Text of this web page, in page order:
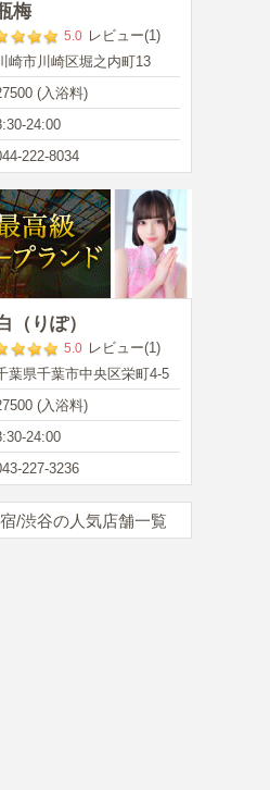
梅
5.0 レビュー(1)
崎市川崎区堀之内町13
(入浴料)
24:00
222-8034
（りぽ）
5.0 レビュー(1)
葉県千葉市中央区栄町4-5
(入浴料)
24:00
227-3236
/渋谷の人気店舗一覧